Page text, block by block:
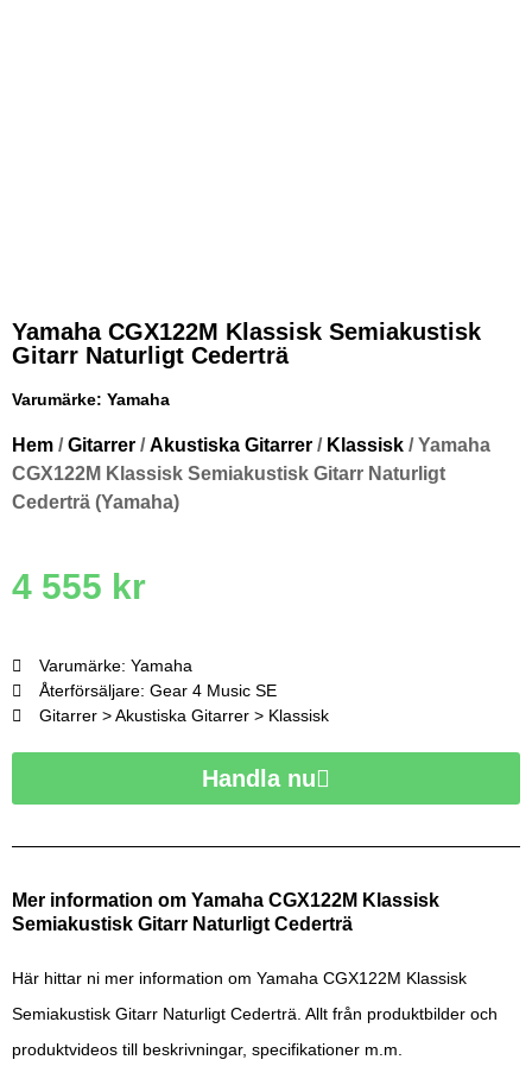
Yamaha CGX122M Klassisk Semiakustisk
Gitarr Naturligt Cederträ
Varumärke: Yamaha
Hem /Gitarrer /Akustiska Gitarrer / Klassisk / Yamaha
CGX122M Klassisk Semiakustisk Gitarr Naturligt
Cederträ (Yamaha)
4 555 kr
Varumärke: Yamaha
Återförsäljare: Gear 4 Music SE
Gitarrer > Akustiska Gitarrer > Klassisk
Handla nu
Mer information om Yamaha CGX122M Klassisk
Semiakustisk Gitarr Naturligt Cederträ
Här hittar ni mer information om Yamaha CGX122M Klassisk
Semiakustisk Gitarr Naturligt Cederträ. Allt från produktbilder och
produktvideos till beskrivningar, specifikationer m.m.